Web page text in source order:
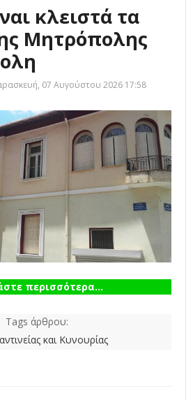
κλειστά τα
Μητρόπολης
07 Αυγούστου 2026 17:58
περισσότερα...
Tags άρθρου:
και Κυνουρίας